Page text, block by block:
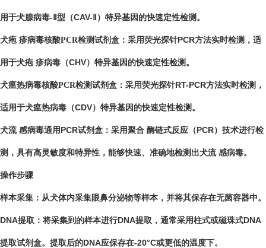
用于犬腺病毒-Ⅱ型（CAV-Ⅱ）特异基因的快速定性检测。
犬疱 疹病毒核酸PCR检测试剂盒 ：采用荧光探针PCR方法实时检测，适
用于犬疱 疹病毒（CHV）特异基因的快速定性检测。
犬瘟热病毒核酸PCR检测试剂盒：采用荧光探针RT-PCR方法实时检测，
适用于犬瘟热病毒（CDV）特异基因的快速定性检测。
犬流 感病毒通用PCR试剂盒 ：采用聚合 酶链式反应（PCR）技术进行检
测，具有高灵敏度和特异性，能够快速、准确地检测出犬流 感病毒。
操作步骤
样本采集：从犬体内采集眼鼻分泌物等样本，并将其保存在无菌容器中。
DNA提取：将采集到的样本进行DNA提取，通常采用柱式或磁珠式DNA
提取试剂盒。提取后的DNA应保存在-20°C或更低的温度下。